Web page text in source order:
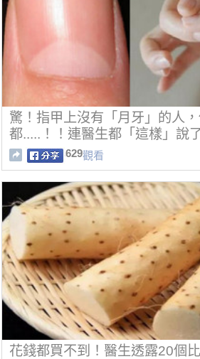
驚！指甲上沒有「月牙」的人
都.....！！連醫生都「這樣」說
下...！！ 629觀看
花錢都買不到！醫生透露20個